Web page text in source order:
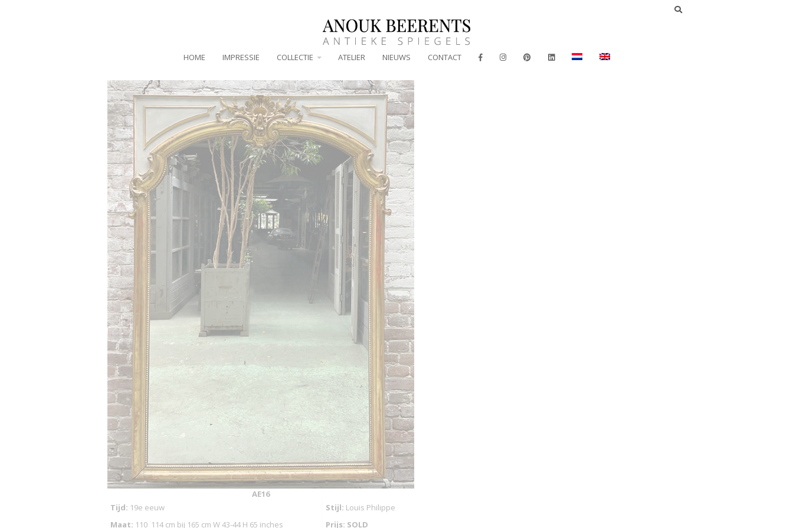
HOME IMPRESSIE COLLECTIE ATELIER NIEUWS CONTACT
AE16
Tijd: 19e eeuw Stijl: Louis Philippe
Maat: 110_114 cm bij 165 cm W 43-44 H 65 inches Prijs: SOLD